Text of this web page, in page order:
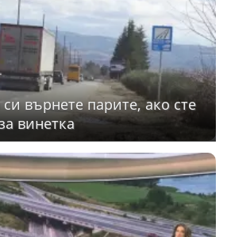
върнете парите, ако сте
винетка